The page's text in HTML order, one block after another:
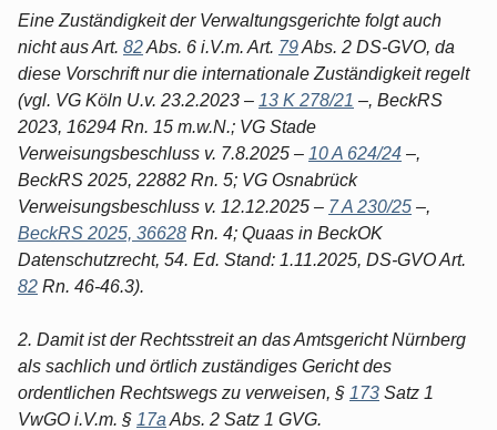
Eine Zuständigkeit der Verwaltungsgerichte folgt auch
nicht aus Art. 82Abs. 6 i.V.m. Art. 79Abs. 2 DS-GVO, da
diese Vorschrift nur die internationale Zuständigkeit regelt
(vgl. VG Köln U.v. 23.2.2023 – 13 K 278/21 –, BeckRS
2023, 16294 Rn. 15 m.w.N.; VG Stade
Verweisungsbeschluss v. 7.8.2025 – 10 A 624/24 –,
BeckRS 2025, 22882 Rn. 5; VG Osnabrück
Verweisungsbeschluss v. 12.12.2025 – 7 A 230/25 –,
BeckRS 2025, 36628 Rn. 4; Quaas in BeckOK
Datenschutzrecht, 54. Ed. Stand: 1.11.2025, DS-GVO Art.
82 Rn. 46-46.3).
2. Damit ist der Rechtsstreit an das Amtsgericht Nürnberg
als sachlich und örtlich zuständiges Gericht des
ordentlichen Rechtswegs zu verweisen, § 173 Satz 1
VwGO i.V.m. § 17a Abs. 2 Satz 1 GVG.